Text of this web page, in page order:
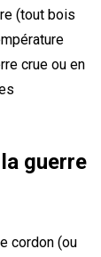
(tout bois
crue ou en
guerre
cordon (ou